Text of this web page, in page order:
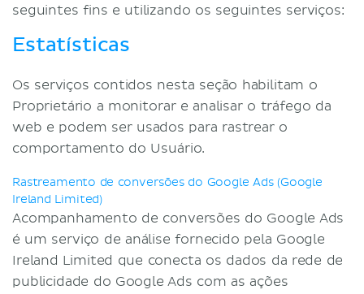
seguintes fins e utilizando os seguintes serviços:
Estatísticas
Os serviços contidos nesta seção habilitam o
Proprietário a monitorar e analisar o tráfego da
web e podem ser usados para rastrear o
comportamento do Usuário.
Rastreamento de conversões do Google Ads (Google
Ireland Limited)
Acompanhamento de conversões do Google Ads
é um serviço de análise fornecido pela Google
Ireland Limited que conecta os dados da rede de
publicidade do Google Ads com as ações